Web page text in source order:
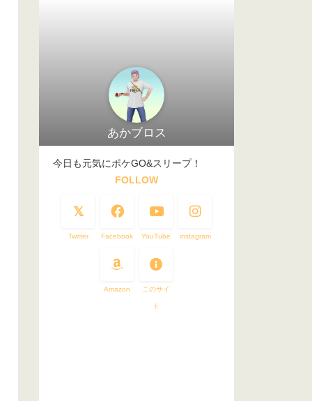
あかブロス
今日も元気にポケGO&スリープ！
FOLLOW
Twitter Facebook YouTube instagram
Amazon このサイ
ト